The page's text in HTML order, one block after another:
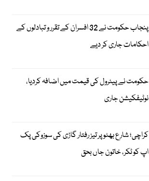
پنجاب حکومت نے 32 افسران کے تقرر و تبادلوں کے
احکامات جاری کر دیے
حکومت نے پیٹرول کی قیمت میں اضافہ کردیا،
نوٹیفکیشن جاری
کراچی؛ شارع بھٹو پر تیز رفتار گاڑی کی سوزوکی پک
اپ کو ٹکر، خاتون جاں بحق